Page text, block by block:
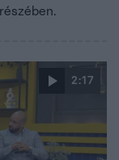
2:17